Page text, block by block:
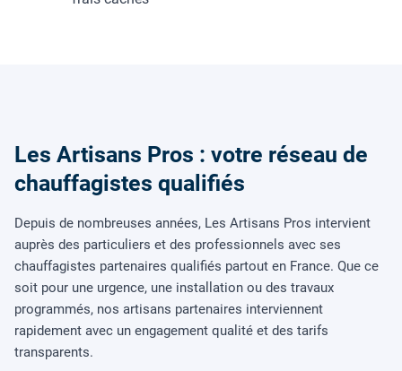
Les Artisans Pros : votre réseau de
chauffagistes qualifiés
Depuis de nombreuses années, Les Artisans Pros intervient
auprès des particuliers et des professionnels avec ses
chauffagistes partenaires qualifiés partout en France. Que ce
soit pour une urgence, une installation ou des travaux
programmés, nos artisans partenaires interviennent
rapidement avec un engagement qualité et des tarifs
transparents.